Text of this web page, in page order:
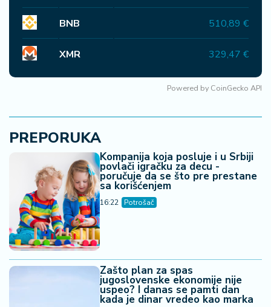
BNB 510,89 €
XMR 329,47 €
Powered by CoinGecko API
PREPORUKA
Kompanija koja posluje i u Srbiji
povlači igračku za decu -
poručuje da se što pre prestane
sa korišćenjem
16:22 Potrošač
Zašto plan za spas
jugoslovenske ekonomije nije
uspeo? I danas se pamti dan
kada je dinar vredeo kao marka